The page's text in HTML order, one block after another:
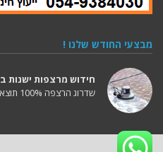
מבצעי החודש שלנו !
חידוש מרצפות ישנות ב30% הנחה
שדרוג הרצפה 100% תוצאות